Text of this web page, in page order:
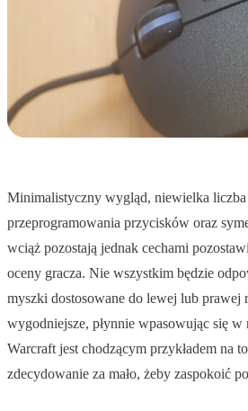
Minimalistyczny wygląd, niewielka
przeprogramowania przycisków oraz
wciąż pozostają jednak cechami
oceny gracza. Nie wszystkim będzie
myszki dostosowane do lewej lub prawej
wygodniejsze, płynnie wpasowując się w
Warcraft jest chodzącym przykładem na
zdecydowanie za mało, żeby zaspokoić